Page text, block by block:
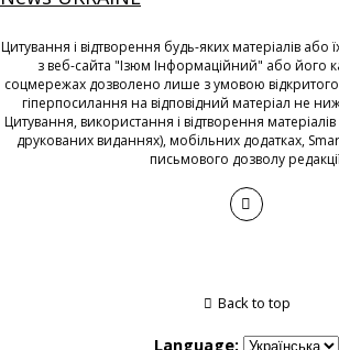
Цитування і відтворення будь-яких матеріалів або
з веб-сайта "Ізюм Інформаційний" або його
соцмережах дозволено лише з умовою
гіперпосилання на відповідний матеріал не
Цитування, використання і відтворення
друкованих виданнях), мобільних додатках,
письмового дозволу
Back to top
Language: